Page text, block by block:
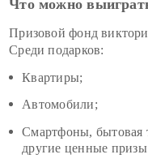
Что можно
Призовой фонд
Среди подарков:
Квартиры;
Автомобили;
Смартфоны, бытовая
другие ценные